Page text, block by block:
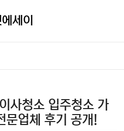
세이
사청소 입주청소 가
문업체 후기 공개!